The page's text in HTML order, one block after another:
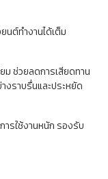
นต์ทำงานได้เต็ม
ม ช่วยลดการเสียดทาน
งราบรื่นและประหยัด
รใช้งานหนัก รองรับ